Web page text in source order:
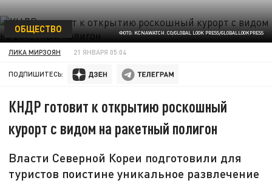
ФОТО: KCNAWATCH. CO/GLOBAL LOOK PRESS/GLOBALLOOKPRESS
ОБЩЕСТВО
ЛИКА МИРЗОЯН 21 ЯНВАРЯ 05:04
ПОДПИШИТЕСЬ:
КНДР готовит к открытию роскошный
курорт с видом на ракетный полигон
Власти Северной Кореи подготовили для
туристов поистине уникальное развлечение